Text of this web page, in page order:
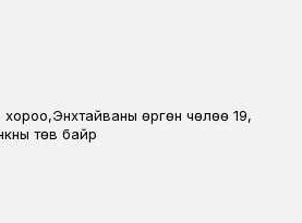
өргөн чөлөө 19,
төв байр